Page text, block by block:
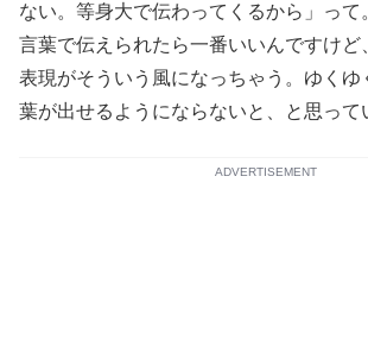
ない。等身大で伝わってくるから」って
言葉で伝えられたら一番いいんですけど
表現がそういう風になっちゃう。ゆくゆ
葉が出せるようにならないと、と思って
ADVERTISEMENT